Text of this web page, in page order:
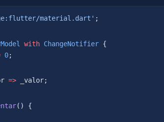
material.dart' ;
with ChangeNotifier {
0;
=> _valor;
() {